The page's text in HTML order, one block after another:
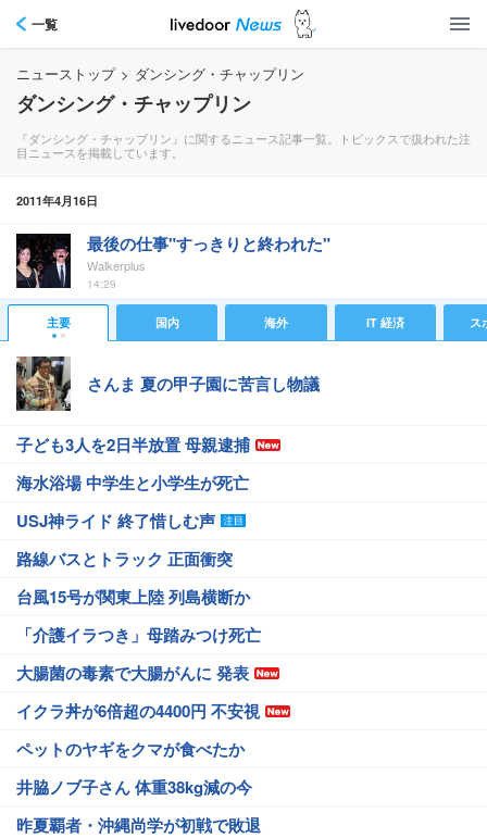
一覧
ニューストップ > ダンシング・チャップリン
ダンシング・チャップリン
『ダンシング・チャップリン』に関するニュース記事一覧。トピックスで扱われた注
目ニュースを掲載しています。
2011年4月16日
最後の仕事"すっきりと終われた"
Walkerplus
14:29
主要 国内 海外 IT 経済 ス
さんま 夏の甲子園に苦言し物議
子ども3人を2日半放置 母親逮捕
海水浴場 中学生と小学生が死亡
USJ神ライド 終了惜しむ声
路線バスとトラック 正面衝突
台風15号が関東上陸 列島横断か
「介護イラつき」母踏みつけ死亡
大腸菌の毒素で大腸がんに 発表
イクラ丼が6倍超の4400円 不安視
ペットのヤギをクマが食べたか
井脇ノブ子さん 体重38kg減の今
昨夏覇者・沖縄尚学が初戦で敗退